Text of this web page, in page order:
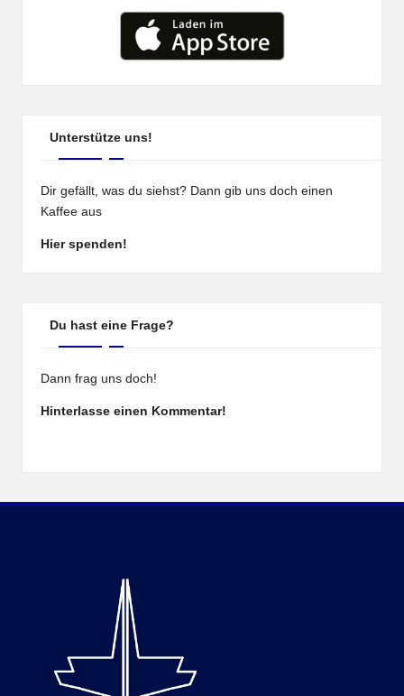
Unterstütze uns!
Dir gefällt, was du siehst? Dann gib uns doch einen
Kaffee aus
Hier spenden!
Du hast eine Frage?
Dann frag uns doch!
Hinterlasse einen Kommentar!